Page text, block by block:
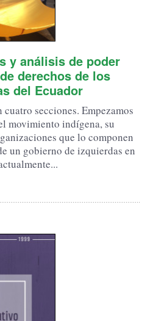
y análisis de poder
derechos de los
del Ecuador
secciones. Empezamos
movimiento indígena, su
que lo componen
un gobierno de izquierdas en